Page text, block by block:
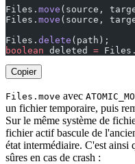
Files. move (source,
Files. move (source,
Files. delete
boolean deleted = Files.
Copier
Files.move avec
un fichier temporaire, puis
Sur le même système de
fichier actif bascule de
état intermédiaire. C'est ainsi
sûres en cas de crash :